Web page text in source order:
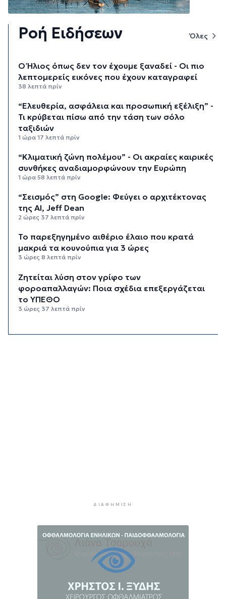
Ροή Ειδήσεων Όλες
Ο Ήλιος όπως δεν τον έχουμε ξαναδεί - Οι πιο
λεπτομερείς εικόνες που έχουν καταγραφεί
38 λεπτά πρίν
“Ελευθερία, ασφάλεια και προσωπική εξέλιξη” -
Τι κρύβεται πίσω από την τάση των σόλο
ταξιδιών
1 ώρα 17 λεπτά πρίν
“Κλιματική ζώνη πολέμου” - Οι ακραίες καιρικές
συνθήκες αναδιαμορφώνουν την Ευρώπη
1 ώρα 58 λεπτά πρίν
“Σεισμός” στη Google: Φεύγει ο αρχιτέκτονας
της AI, Jeff Dean
2 ώρες 37 λεπτά πρίν
Το παρεξηγημένο αιθέριο έλαιο που κρατά
μακριά τα κουνούπια για 3 ώρες
3 ώρες 8 λεπτά πρίν
Ζητείται λύση στον γρίφο των
φοροαπαλλαγών: Ποια σχέδια επεξεργάζεται
το ΥΠΕΘΟ
3 ώρες 37 λεπτά πρίν
της 38χρονης Βρετανίδας στην Κυψέλη
6 ώρες 38 λεπτά πρίν
ΔΙΑΦΉΜΙΣΗ